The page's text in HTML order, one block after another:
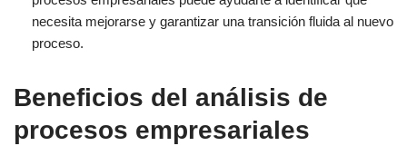
necesita mejorarse y garantizar una transición fluida al nuevo
proceso.
Beneficios del análisis de
procesos empresariales